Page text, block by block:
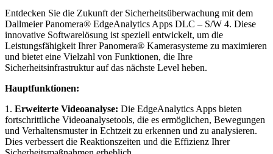
Entdecken Sie die Zukunft der Sicherheitsüberwachung mit dem
Dallmeier Panomera® EdgeAnalytics Apps DLC – S/W 4. Diese
innovative Softwarelösung ist speziell entwickelt, um die
Leistungsfähigkeit Ihrer Panomera® Kamerasysteme zu maximieren
und bietet eine Vielzahl von Funktionen, die Ihre
Sicherheitsinfrastruktur auf das nächste Level heben.
Hauptfunktionen:
1. Erweiterte Videoanalyse: Die EdgeAnalytics Apps bieten
fortschrittliche Videoanalysetools, die es ermöglichen, Bewegungen
und Verhaltensmuster in Echtzeit zu erkennen und zu analysieren.
Dies verbessert die Reaktionszeiten und die Effizienz Ihrer